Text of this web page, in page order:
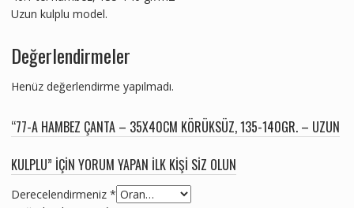
Uzun kulplu model.
Değerlendirmeler
Henüz değerlendirme yapılmadı.
“77-A HAMBEZ ÇANTA – 35X40CM KÖRÜKSÜZ, 135-140GR. – UZUN
KULPLU” IÇIN YORUM YAPAN ILK KIŞI SIZ OLUN
Derecelendirmeniz *